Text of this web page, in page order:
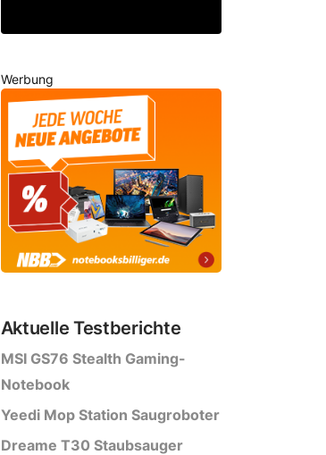
Werbung
Aktuelle Testberichte
MSI GS76 Stealth Gaming-
Notebook
Yeedi Mop Station Saugroboter
Dreame T30 Staubsauger